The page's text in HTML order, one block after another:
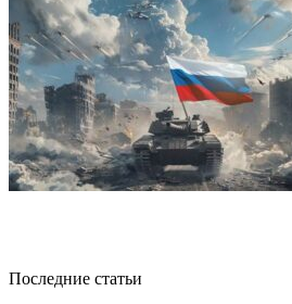
Последние статьи